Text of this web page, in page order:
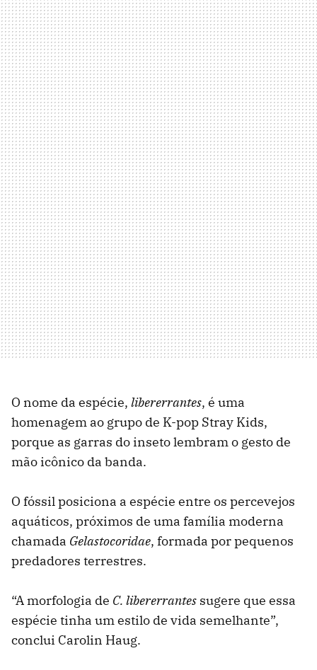
O nome da espécie, libererrantes, é uma
homenagem ao grupo de K-pop Stray Kids,
porque as garras do inseto lembram o gesto de
mão icônico da banda.
O fóssil posiciona a espécie entre os percevejos
aquáticos, próximos de uma família moderna
chamada Gelastocoridae, formada por pequenos
predadores terrestres.
“A morfologia de C. libererrantes sugere que essa
espécie tinha um estilo de vida semelhante”,
conclui Carolin Haug.